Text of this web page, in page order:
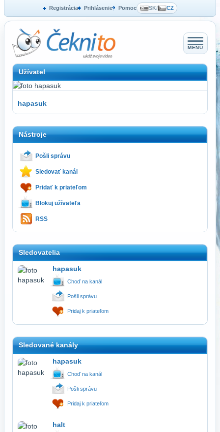
Registrácia Prihlásenie Pomoc SK/ CZ
MENU
Užívatel
hapasuk
Nástroje
Pošli správu
Sledovať kanál
Pridať k priateľom
Blokuj užívateľa
RSS
Sledovatelia
hapasuk
Choď na kanál
Pošli správu
Pridaj k priateľom
Sledované kanály
hapasuk
Choď na kanál
Pošli správu
Pridaj k priateľom
halt